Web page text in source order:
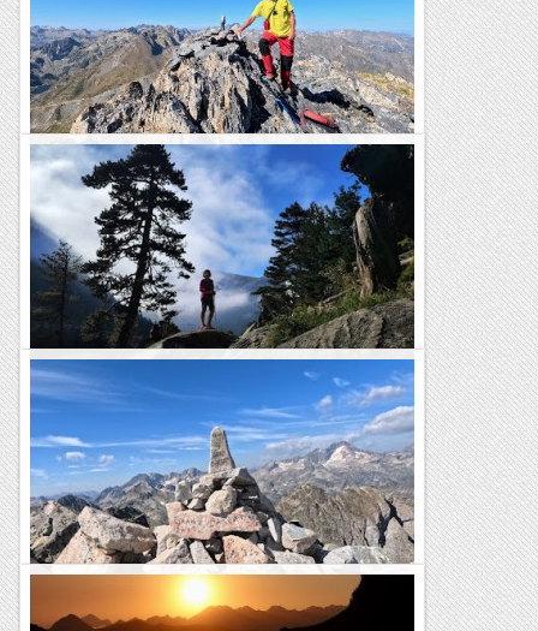
Ascensió al Pic de Monné (2.724 m)
El Monné és un d'aquells cims poc freqüentats, un dels
cim per a col·leccionistes que són ignorats per molta gent
perquè no arriben als 3.000 metres i no...
Blog de muntanya
Excursió al Lac de Gaube
Avui, de vacances pels Pirineus francesos, hem fet una curta
excursió; una clàssica de la zona de Cauterets. Tot i que es
tracta només d'una curta passejada,...
Blog de muntanya
Ascensió al Grand Barbat (2.813 m)